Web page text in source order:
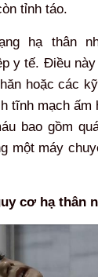
tỉnh táo.
hạ thân
y tế. Điều
hoặc các
tĩnh mạch ấm
bao gồm
một máy
cơ hạ thân